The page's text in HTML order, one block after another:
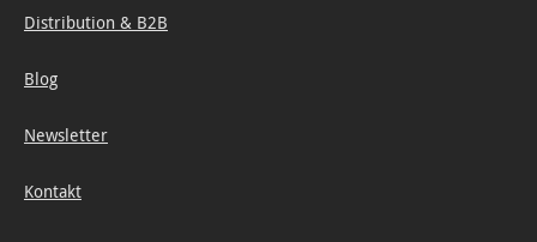
Distribution & B2B
Blog
Newsletter
Kontakt